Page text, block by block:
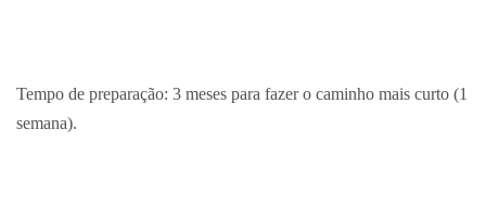
Tempo de preparação: 3 meses para fazer o caminho mais curto (1
semana).